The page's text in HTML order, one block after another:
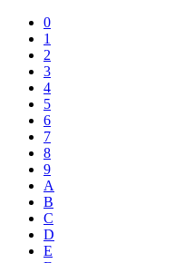
0
1
2
3
4
5
6
7
8
9
A
B
C
D
E